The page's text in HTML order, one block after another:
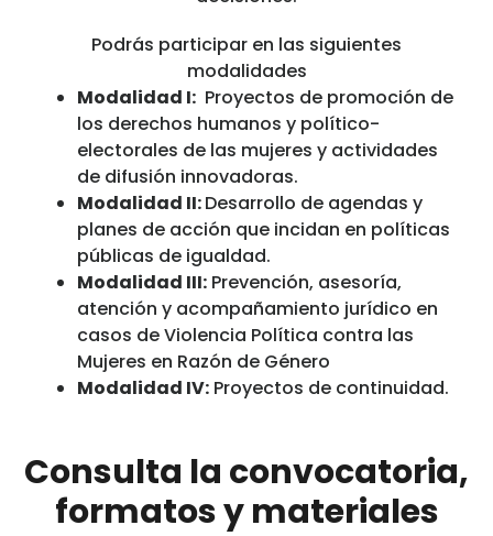
Podrás participar en las siguientes
modalidades
Modalidad I: Proyectos de promoción de
los derechos humanos y político-
electorales de las mujeres y actividades
de difusión innovadoras.
Modalidad II:Desarrollo de agendas y
planes de acción que incidan en políticas
públicas de igualdad.
Modalidad III: Prevención, asesoría,
atención y acompañamiento jurídico en
casos de Violencia Política contra las
Mujeres en Razón de Género
Modalidad IV: Proyectos de continuidad.
Consulta la convocatoria,
formatos y materiales